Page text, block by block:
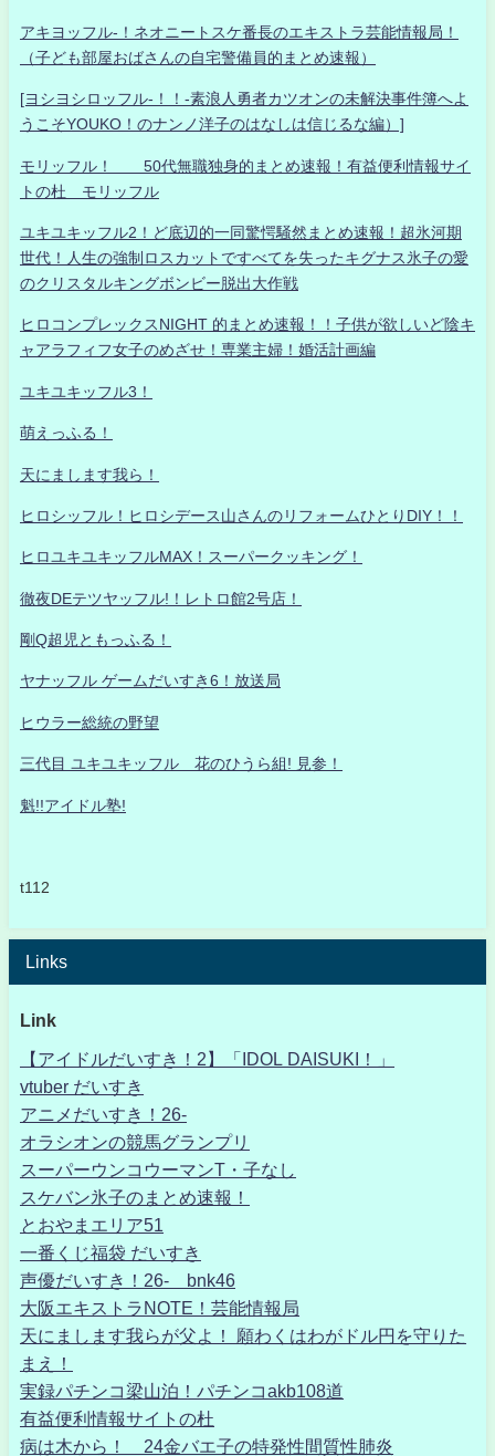
アキヨッフル-！ネオニートスケ番長のエキストラ芸能情報局！
（子ども部屋おばさんの自宅警備員的まとめ速報）
[ヨシヨシロッフル-！！-素浪人勇者カツオンの未解決事件簿へよ
うこそYOUKO！のナンノ洋子のはなしは信じるな編）]
モリッフル！ 50代無職独身的まとめ速報！有益便利情報サイ
トの杜 モリッフル
ユキユキッフル2！ど底辺的一同驚愕騒然まとめ速報！超氷河期
世代！人生の強制ロスカットですべてを失ったキグナス氷子の愛
のクリスタルキングボンビー脱出大作戦
ヒロコンプレックスNIGHT 的まとめ速報！！子供が欲しいど陰キ
ャアラフィフ女子のめざせ！専業主婦！婚活計画編
ユキユキッフル3！
萌えっふる！
天にまします我ら！
ヒロシッフル！ヒロシデース山さんのリフォームひとりDIY！！
ヒロユキユキッフルMAX！スーパークッキング！
徹夜DEテツヤッフル!！レトロ館2号店！
剛Q超児ともっふる！
ヤナッフル ゲームだいすき6！放送局
ヒウラー総統の野望
三代目 ユキユキッフル 花のひうら組! 見参！
魁!!アイドル塾!
t112
Links
Link
【アイドルだいすき！2】「IDOL DAISUKI！」
vtuber だいすき
アニメだいすき！26-
オラシオンの競馬グランプリ
スーパーウンコウーマンT・子なし
スケバン氷子のまとめ速報！
とおやまエリア51
一番くじ福袋 だいすき
声優だいすき！26- bnk46
大阪エキストラNOTE！芸能情報局
天にまします我らが父よ！ 願わくはわがドル円を守りた
まえ！
実録パチンコ梁山泊！パチンコakb108道
有益便利情報サイトの杜
病は木から！ 24金バエ子の特発性間質性肺炎